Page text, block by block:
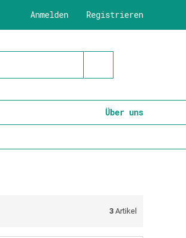
Registrieren
Anmelden
Über uns
3 Artikel